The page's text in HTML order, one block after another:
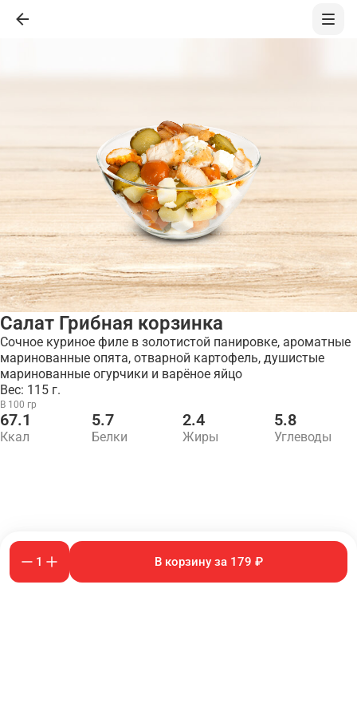
Салат Грибная корзинка
Сочное куриное филе в золотистой панировке, ароматные
маринованные опята, отварной картофель, душистые
маринованные огурчики и варёное яйцо
Вес: 115 г.
В 100 гр
67.1
Ккал
5.7
Белки
2.4
Жиры
5.8
Углеводы
1 В корзину за 179 ₽